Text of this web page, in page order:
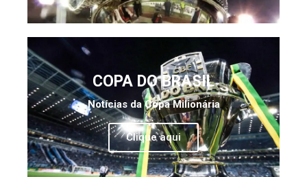
COPA DO BRASIL
Notícias da Copa Milionária
Clique aqui